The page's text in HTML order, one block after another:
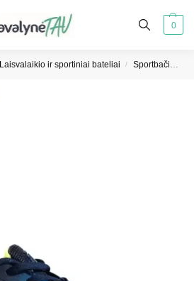
0
Laisvalaikio ir sportiniai bateliai / Sportbačiai moterims